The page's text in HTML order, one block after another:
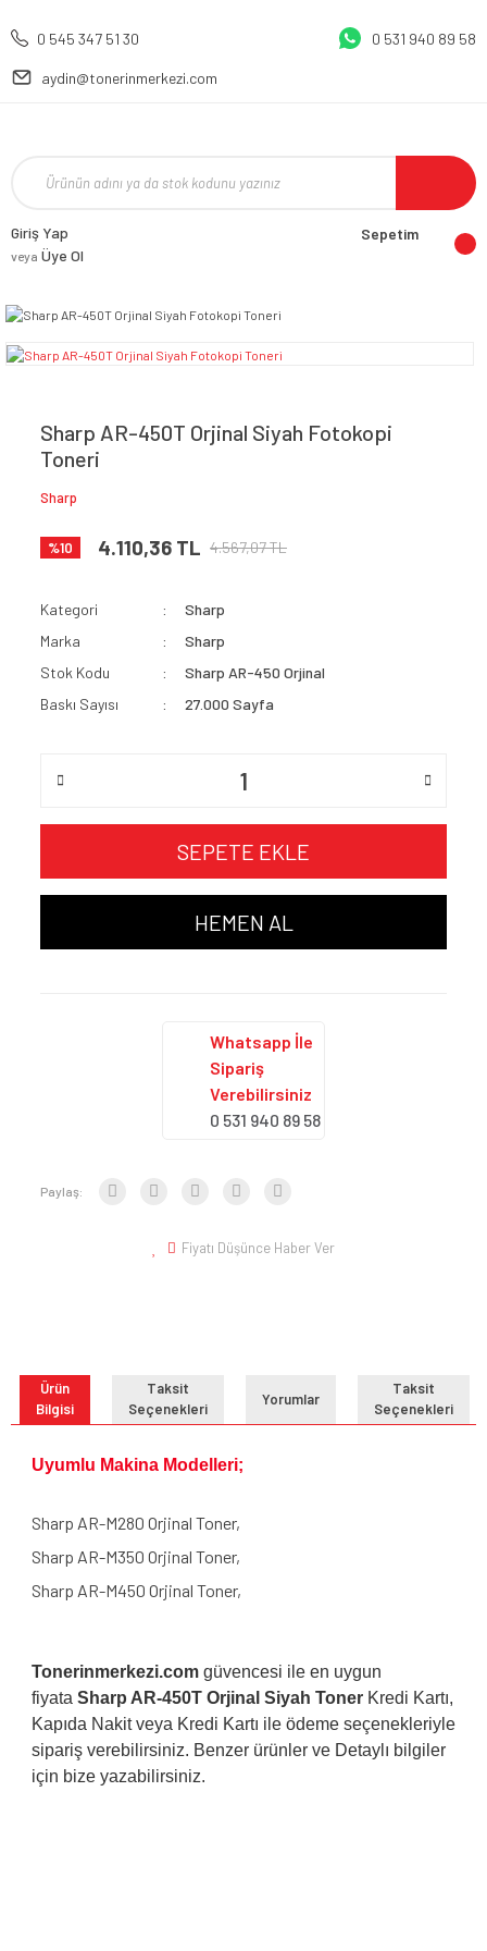
0 545 347 51 30 0 531 940 89 58
aydin@tonerinmerkezi.com
Giriş Yap
veya Üye Ol
Sepetim
Sharp AR-450T Orjinal Siyah Fotokopi
Toneri
Sharp
%10 4.110,36 TL 4.567,07 TL
Kategori
Sharp
Marka
Sharp
Stok Kodu
Sharp AR-450 Orjinal
Baskı Sayısı
27.000 Sayfa
SEPETE EKLE
HEMEN AL
Whatsapp İle
Sipariş
Verebilirsiniz
0 531 940 89 58
Paylaş:
Fiyatı Düşünce Haber Ver
Ürün
Bilgisi
Taksit
Seçenekleri
Yorumlar
Taksit
Seçenekleri
Uyumlu Makina Modelleri;
Sharp AR-M280 Orjinal Toner,
Sharp AR-M350 Orjinal Toner,
Sharp AR-M450 Orjinal Toner,
Tonerinmerkezi.com güvencesi ile en uygun
fiyata Sharp AR-450T Orjinal Siyah Toner Kredi Kartı,
Kapıda Nakit veya Kredi Kartı ile ödeme seçenekleriyle
sipariş verebilirsiniz. Benzer ürünler ve Detaylı bilgiler
için bize yazabilirsiniz.